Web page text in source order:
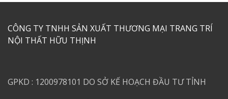
CÔNG TY TNHH SẢN XUẤT THƯƠNG MẠI TRANG TRÍ
NỘI THẤT HỮU THỊNH
GPKD : 1200978101 DO SỞ KẾ HOẠCH ĐẦU TƯ TỈNH